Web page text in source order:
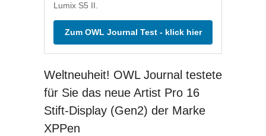
Lumix S5 II.
Zum OWL Journal Test - klick hier
Weltneuheit! OWL Journal testete
für Sie das neue Artist Pro 16
Stift-Display (Gen2) der Marke
XPPen